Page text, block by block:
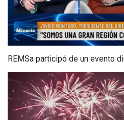
REMSa participó de un evento